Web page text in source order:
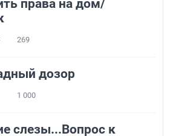
права на дом/
269
дозор
1 000
слезы...Вопрос к